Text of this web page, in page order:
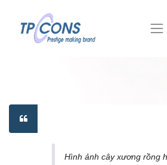
Hình ảnh cây xương rồng